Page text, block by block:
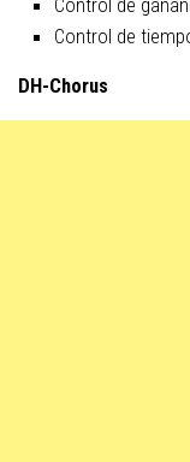
Control de
DH-Chorus